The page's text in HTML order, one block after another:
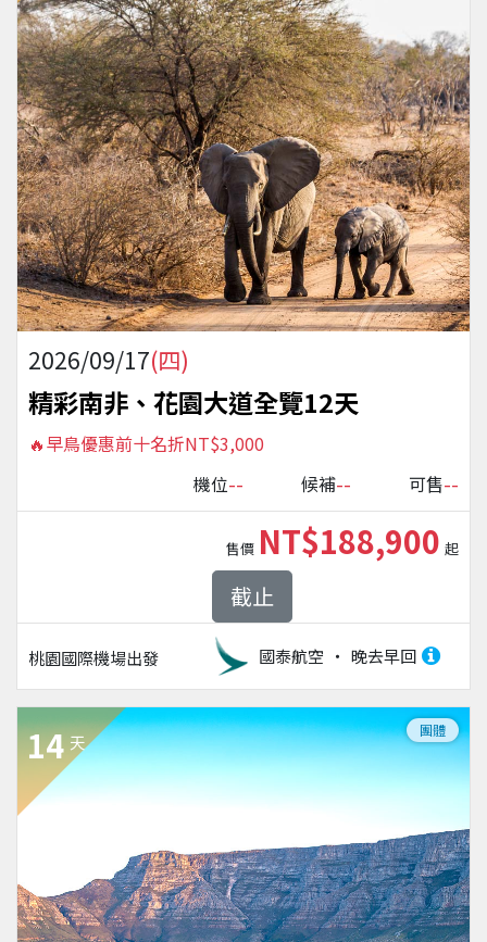
2026/09/17(四)
精彩南非、花園大道全覽12天
🔥早鳥優惠前十名折NT$3,000
機位-- 候補-- 可售--
桃園國際機場出發 國泰航空 晚去早回
售價 NT$188,900 起
截止
14 天
團體